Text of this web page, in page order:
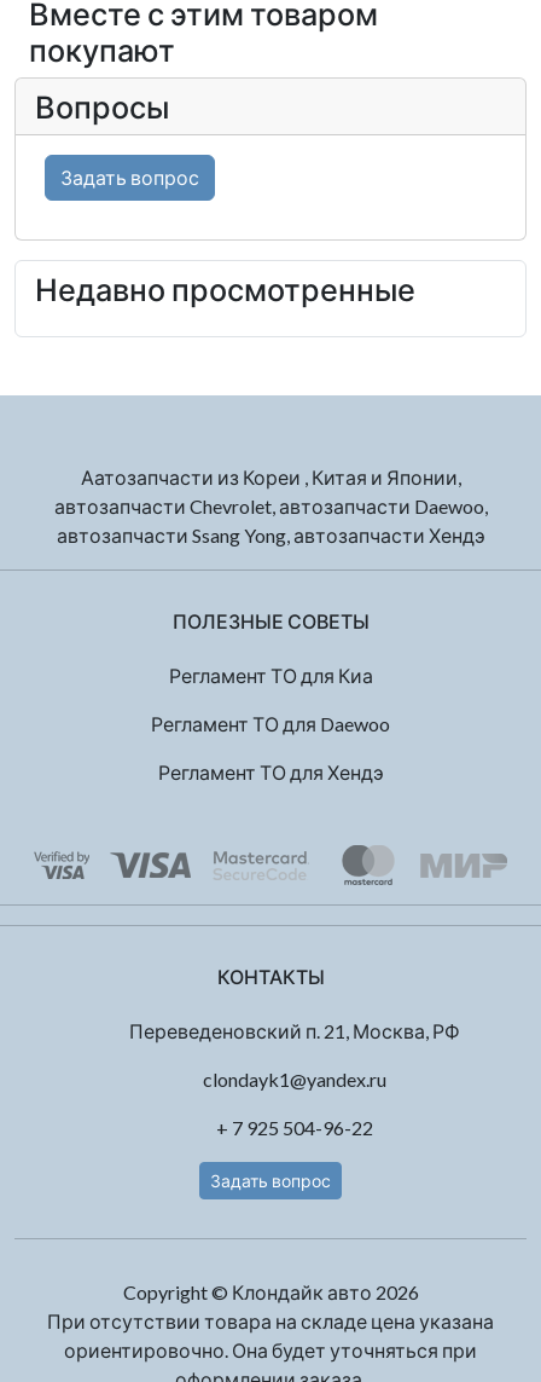
Вместе с этим товаром
покупают
Вопросы
Задать вопрос
Недавно просмотренные
Аатозапчасти из Кореи , Китая и Японии,
автозапчасти Chevrolet, автозапчасти Daewoo,
автозапчасти Ssang Yong, автозапчасти Хендэ
ПОЛЕЗНЫЕ СОВЕТЫ
Регламент ТО для Киа
Регламент ТО для Daewoo
Регламент ТО для Хендэ
КОНТАКТЫ
Переведеновский п. 21, Москва, РФ
clondayk1@yandex.ru
+ 7 925 504-96-22
Задать вопрос
Copyright © Клондайк авто 2026
При отсутствии товара на складе цена указана
ориентировочно. Она будет уточняться при